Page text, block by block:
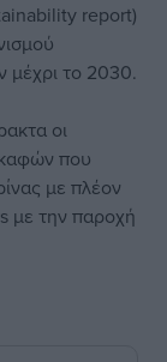
report)
μέχρι το 2030.
οι
που
με πλέον
με την παροχή